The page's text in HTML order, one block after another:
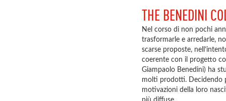
THE BENEDINI
Nel corso di non pochi
trasformarle e arredarle,
scarse proposte,
coerente con il progetto
Giampaolo Benedini) ha
molti prodotti. Decidendo
motivazioni della loro